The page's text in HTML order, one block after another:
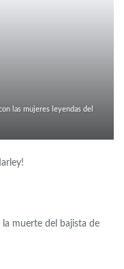
las mujeres leyendas del
la muerte del bajista de